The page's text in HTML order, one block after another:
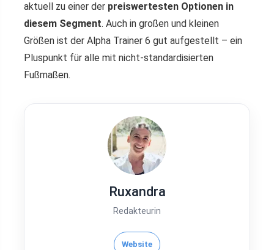
aktuell zu einer der preiswertesten Optionen in
diesem Segment. Auch in großen und kleinen
Größen ist der Alpha Trainer 6 gut aufgestellt – ein
Pluspunkt für alle mit nicht-standardisierten
Fußmaßen.
Ruxandra
Redakteurin
Website